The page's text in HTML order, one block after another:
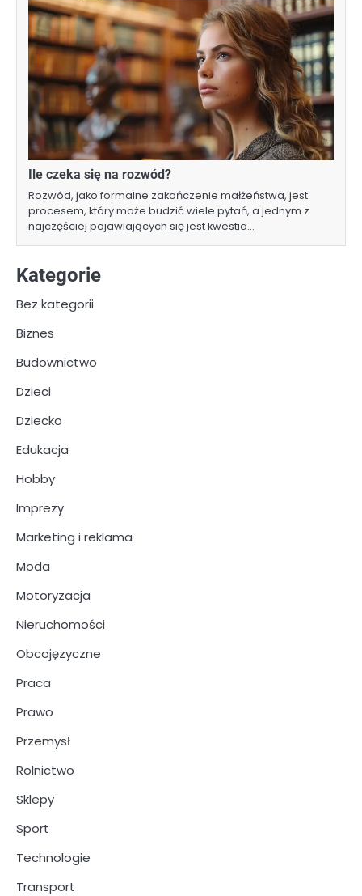
Ile czeka się na rozwód?
Rozwód, jako formalne zakończenie małżeństwa, jest
procesem, który może budzić wiele pytań, a jednym z
najczęściej pojawiających się jest kwestia…
Kategorie
Bez kategorii
Biznes
Budownictwo
Dzieci
Dziecko
Edukacja
Hobby
Imprezy
Marketing i reklama
Moda
Motoryzacja
Nieruchomości
Obcojęzyczne
Praca
Prawo
Przemysł
Rolnictwo
Sklepy
Sport
Technologie
Transport